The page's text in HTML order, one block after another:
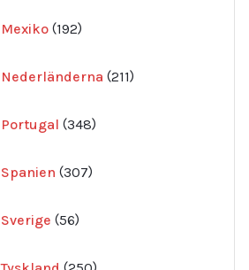
Mexiko 192
produkter
Nederländerna 211
produkter
Portugal 348
produkter
Spanien 307
produkter
Sverige 56
produkter